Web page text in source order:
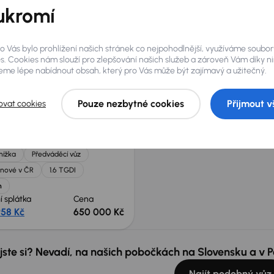
v ČR
splátka
Kč
Cena
650 000 Kč
Měsíční splátka
od 5 683 Kč
nabídce
Předváděcí vůz
v ČR
1.6 TGDI
splátka
Kč
Cena
650 000 Kč
si? Nevadí, na našich pobočkách na Slovensku a
Vás bylo prohlížení našich stránek co nejpohodlnější, využíváme
Cookies nám slouží pro zlepšování našich služeb a zároveň Vám díky
lépe nabídnout obsah, který pro Vás může být zajímavý a užitečný.
cookies Pouze nezbytné cookies Přijmout